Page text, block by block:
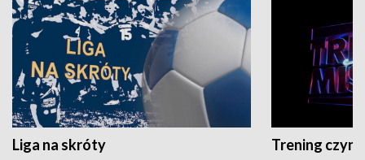
Liga na skróty Trening czyni